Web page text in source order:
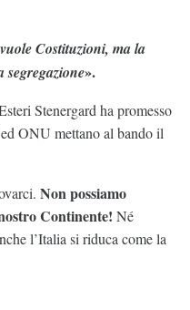
Costituzioni, ma la
».
Stenergard ha promesso
ONU mettano al bando il
Non possiamo
Continente! Né
l’Italia si riduca come la